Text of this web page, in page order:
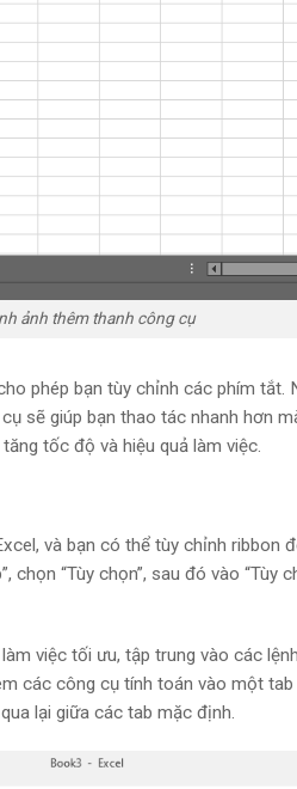
ảnh thêm thanh công cụ
phép bạn tùy chỉnh các phím tắt.
sẽ giúp bạn thao tác nhanh hơn
tốc độ và hiệu quả làm việc.
và bạn có thể tùy chỉnh ribbon
“Tùy chọn”, sau đó vào “Tùy
việc tối ưu, tập trung vào các
các công cụ tính toán vào một
lại giữa các tab mặc định.